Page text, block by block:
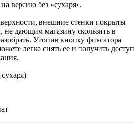
версию без «сухаря».
внешние стенки покрыты
не дающим магазину скользить в
Утопив кнопку фиксатора
легко снять ее и получить доступ